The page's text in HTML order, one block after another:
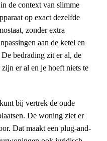
de context van slimme
op exact dezelfde
zonder extra
aan de ketel en
bedrading zit er al, de
er al en je hoeft niets te
bij vertrek de oude
De woning ziet er
Dat maakt een plug-and-